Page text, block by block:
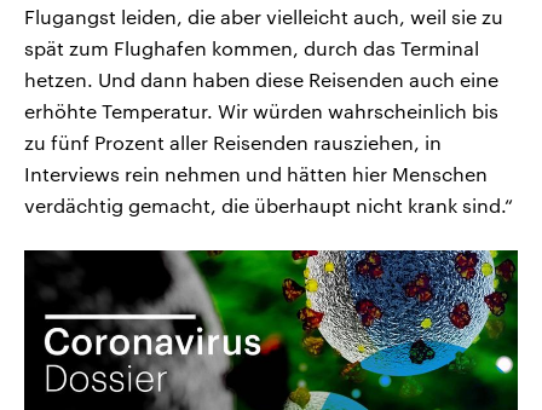
Flugangst leiden, die aber vielleicht auch, weil sie zu
spät zum Flughafen kommen, durch das Terminal
hetzen. Und dann haben diese Reisenden auch eine
erhöhte Temperatur. Wir würden wahrscheinlich bis
zu fünf Prozent aller Reisenden rausziehen, in
Interviews rein nehmen und hätten hier Menschen
verdächtig gemacht, die überhaupt nicht krank sind.“